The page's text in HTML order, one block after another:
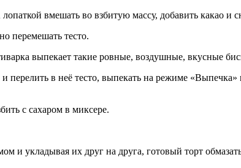
вмешать во взбитую массу, добавить какао и
перемешать тесто.
выпекает такие ровные, воздушные, вкусные
перелить в неё тесто, выпекать на режиме
с сахаром в миксере.
и укладывая их друг на друга, готовый торт